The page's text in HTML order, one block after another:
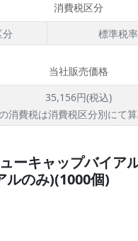
消費税区分
分
標準税率
当社販売価格
35,156円(税込)
消費税は消費税区分別にて
ーキャップバイア
ルのみ)(1000個)